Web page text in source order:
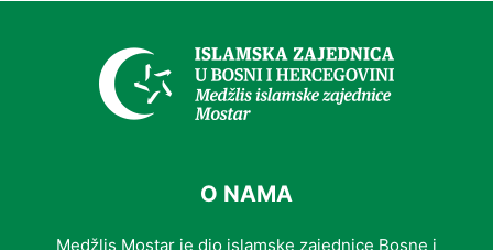
O NAMA
Medžlis Mostar je dio islamske zajednice Bosne i